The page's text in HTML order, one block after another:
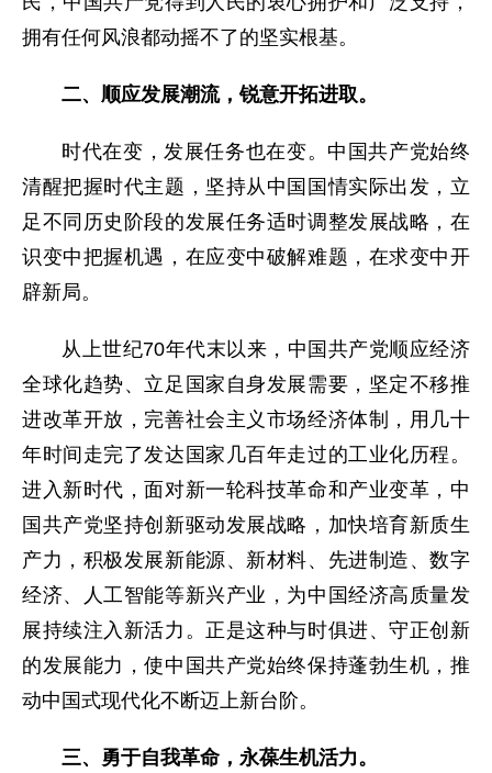
拥有任何风浪都动摇不了的坚实根基。
二、顺应发展潮流，锐意开拓进取。
时代在变，发展任务也在变。中国共产党始终
清醒把握时代主题，坚持从中国国情实际出发，立
足不同历史阶段的发展任务适时调整发展战略，在
识变中把握机遇，在应变中破解难题，在求变中开
辟新局。
从上世纪70年代末以来，中国共产党顺应经济
全球化趋势、立足国家自身发展需要，坚定不移推
进改革开放，完善社会主义市场经济体制，用几十
年时间走完了发达国家几百年走过的工业化历程。
进入新时代，面对新一轮科技革命和产业变革，中
国共产党坚持创新驱动发展战略，加快培育新质生
产力，积极发展新能源、新材料、先进制造、数字
经济、人工智能等新兴产业，为中国经济高质量发
展持续注入新活力。正是这种与时俱进、守正创新
的发展能力，使中国共产党始终保持蓬勃生机，推
动中国式现代化不断迈上新台阶。
三、勇于自我革命，永葆生机活力。